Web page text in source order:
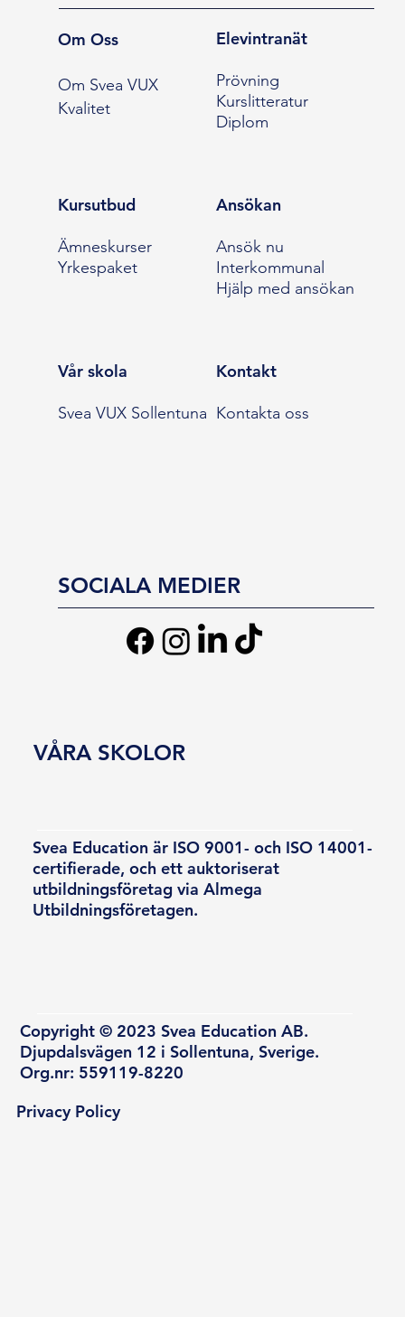
Om Oss
Om Svea VUX
Kvalitet
Elevintranät
Prövning
Kurslitteratur
Diplom
Kursutbud
Ämneskurser
Yrkespaket
Ansökan
Ansök nu
Interkommunal
Hjälp med ansökan
Vår skola
Svea VUX Sollentuna
Kontakt
Kontakta oss
SOCIALA MEDIER
Svea Education är ISO 9001- och ISO 14001-
certifierade, och ett auktoriserat
utbildningsföretag via Almega
Utbildningsföretagen.
Copyright © 2023 Svea Education AB.
Djupdalsvägen 12 i Sollentuna, Sverige.
Org.nr: 559119-8220
VÅRA SKOLOR
Privacy Policy